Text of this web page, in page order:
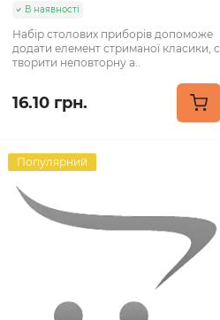
В наявності
Набір столових приборів допоможе
додати елемент стриманої класики, с
творити неповторну а..
16.10 грн.
Популярний